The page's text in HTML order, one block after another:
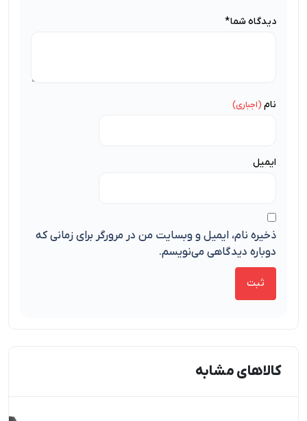
دیدگاه شما*
نام
ایمیل
ذخیره نام، ایمیل و وبسایت من در مرورگر برای زمانی که
دوباره دیدگاهی می‌نویسم.
کالاهای مشابه